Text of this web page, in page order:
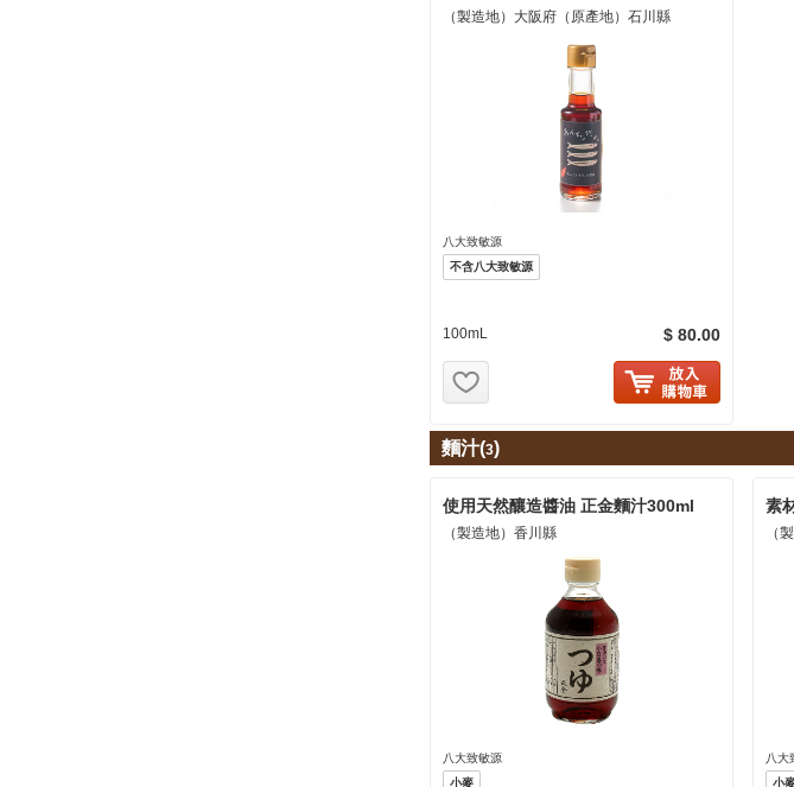
（製造地）大阪府（原產地）石川縣
八大致敏源
不含八大致敏源
100mL $ 80.00
麵汁(3)
使用天然釀造醬油 正金麵汁300ml
（製造地）香川縣
八大致敏源
小麥
素
（
八大
小